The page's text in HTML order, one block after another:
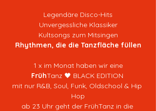
Legendäre Disco-Hits
Unvergessliche Klassiker
Kultsongs zum Mitsingen
Rhythmen, die die Tanzfläche füllen
1 x im Monat haben wir eine
FrühTanz 🖤 BLACK EDITION
mit nur R&B, Soul, Funk, Oldschool & Hip
Hop
ab 23 Uhr geht der FrühTanz in die